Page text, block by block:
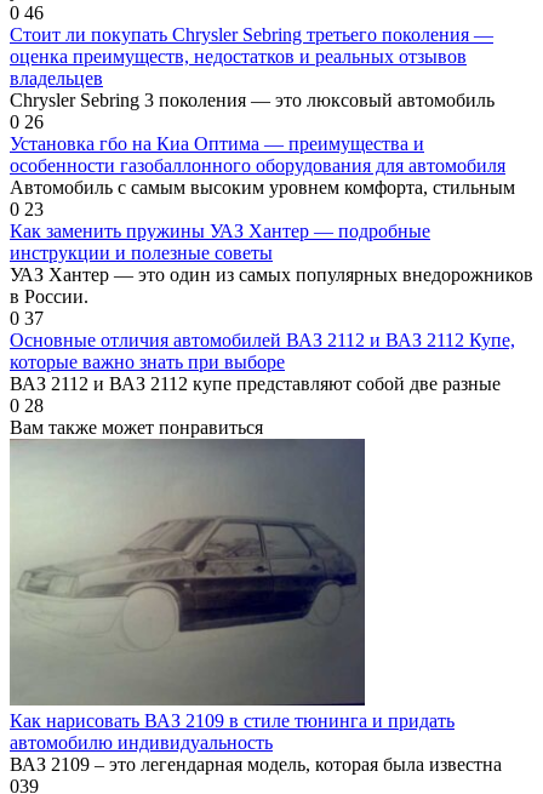
0 46
Стоит ли покупать Chrysler Sebring третьего поколения —
оценка преимуществ, недостатков и реальных отзывов
владельцев
Chrysler Sebring 3 поколения — это люксовый автомобиль
0 26
Установка гбо на Киа Оптима — преимущества и
особенности газобаллонного оборудования для автомобиля
Автомобиль с самым высоким уровнем комфорта, стильным
0 23
Как заменить пружины УАЗ Хантер — подробные
инструкции и полезные советы
УАЗ Хантер — это один из самых популярных внедорожников
в России.
0 37
Основные отличия автомобилей ВАЗ 2112 и ВАЗ 2112 Купе,
которые важно знать при выборе
ВАЗ 2112 и ВАЗ 2112 купе представляют собой две разные
0 28
Вам также может понравиться
Как нарисовать ВАЗ 2109 в стиле тюнинга и придать
автомобилю индивидуальность
ВАЗ 2109 – это легендарная модель, которая была известна
039